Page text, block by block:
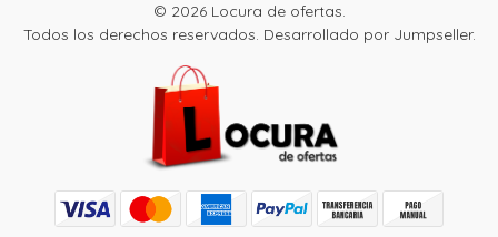
© 2026 Locura de ofertas.
Todos los derechos reservados. Desarrollado por Jumpseller.